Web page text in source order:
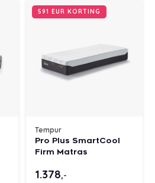
591 EUR KORTING
Tempur
Pro Plus SmartCool
Firm Matras
1.378,-